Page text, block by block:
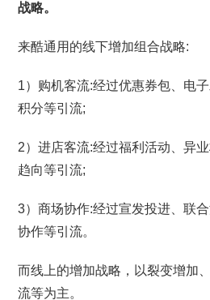
战略。
来酷通用的线下增加组合战略:
1）购机客流:经过优惠券包、电
积分等引流;
2）进店客流:经过福利活动、异
趋向等引流;
3）商场协作:经过宣发投进、联
协作等引流。
而线上的增加战略，以裂变增加
流等为主。